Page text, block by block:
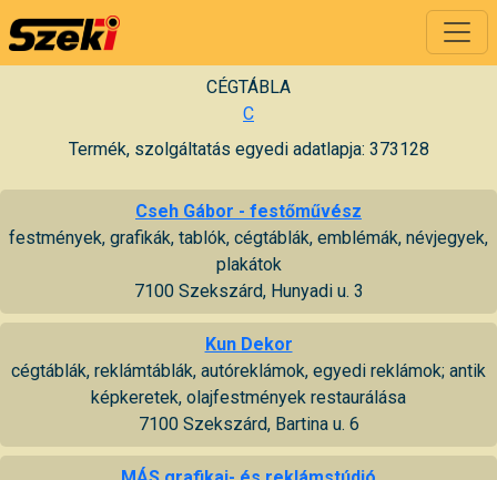
CÉGTÁBLA
C
Termék, szolgáltatás egyedi adatlapja: 373128
Cseh Gábor - festőművész
festmények, grafikák, tablók, cégtáblák, emblémák, névjegyek,
plakátok
7100 Szekszárd, Hunyadi u. 3
Kun Dekor
cégtáblák, reklámtáblák, autóreklámok, egyedi reklámok; antik
képkeretek, olajfestmények restaurálása
7100 Szekszárd, Bartina u. 6